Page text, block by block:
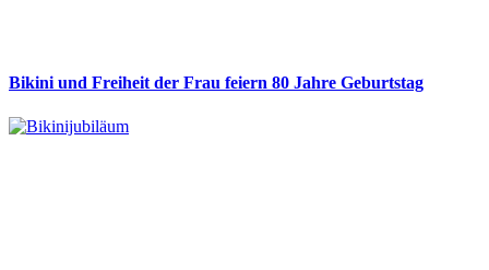
Bikini und Freiheit der Frau feiern 80 Jahre Geburtstag